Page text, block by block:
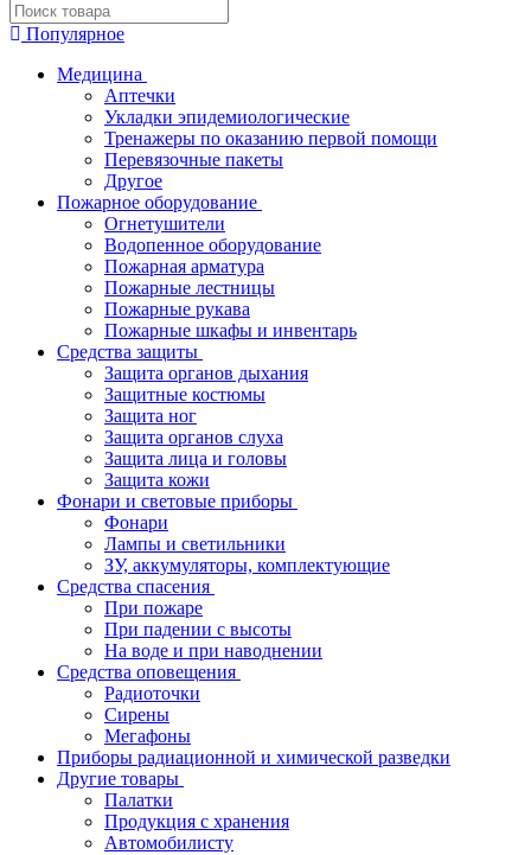
Популярное
Медицина
Аптечки
Укладки эпидемиологические
Тренажеры по оказанию первой помощи
Перевязочные пакеты
Другое
Пожарное оборудование
Огнетушители
Водопенное оборудование
Пожарная арматура
Пожарные лестницы
Пожарные рукава
Пожарные шкафы и инвентарь
Средства защиты
Защита органов дыхания
Защитные костюмы
Защита ног
Защита органов слуха
Защита лица и головы
Защита кожи
Фонари и световые приборы
Фонари
Лампы и светильники
ЗУ, аккумуляторы, комплектующие
Средства спасения
При пожаре
При падении с высоты
На воде и при наводнении
Средства оповещения
Радиоточки
Сирены
Мегафоны
Приборы радиационной и химической разведки
Другие товары
Палатки
Продукция с хранения
Автомобилисту